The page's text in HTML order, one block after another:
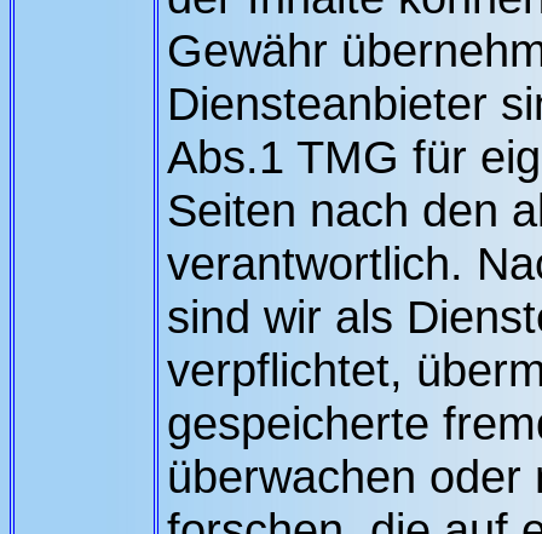
Gewähr
Diensteanbieter
Abs.1 TMG für
Seiten nach den
verantwortlich.
sind wir als
verpflichtet,
gespeicherte
überwachen oder